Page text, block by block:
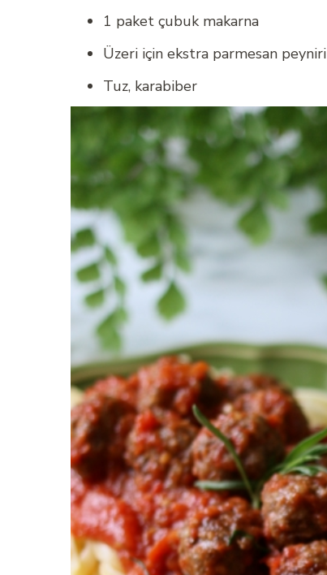
1 paket çubuk makarna
Üzeri için ekstra parmesan peyniri
Tuz, karabiber